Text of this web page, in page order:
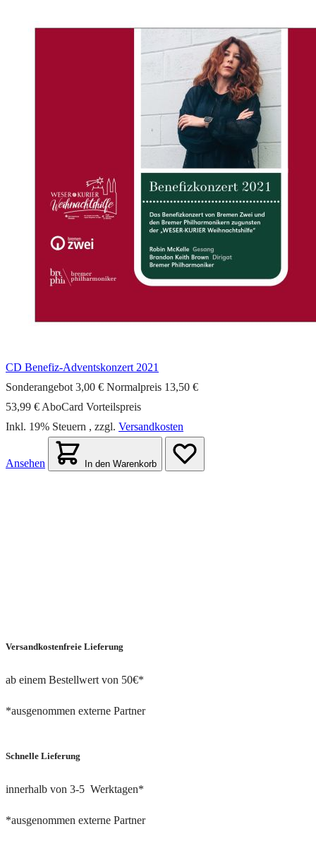
CD Benefiz-Adventskonzert 2021
Sonderangebot 3,00 € Normalpreis 13,50 €
53,99 € AboCard Vorteilspreis
Inkl. 19% Steuern , zzgl. Versandkosten
Ansehen In den Warenkorb
Versandkostenfreie Lieferung
ab einem Bestellwert von 50€*
*ausgenommen externe Partner
Schnelle Lieferung
innerhalb von 3-5 Werktagen*
*ausgenommen externe Partner